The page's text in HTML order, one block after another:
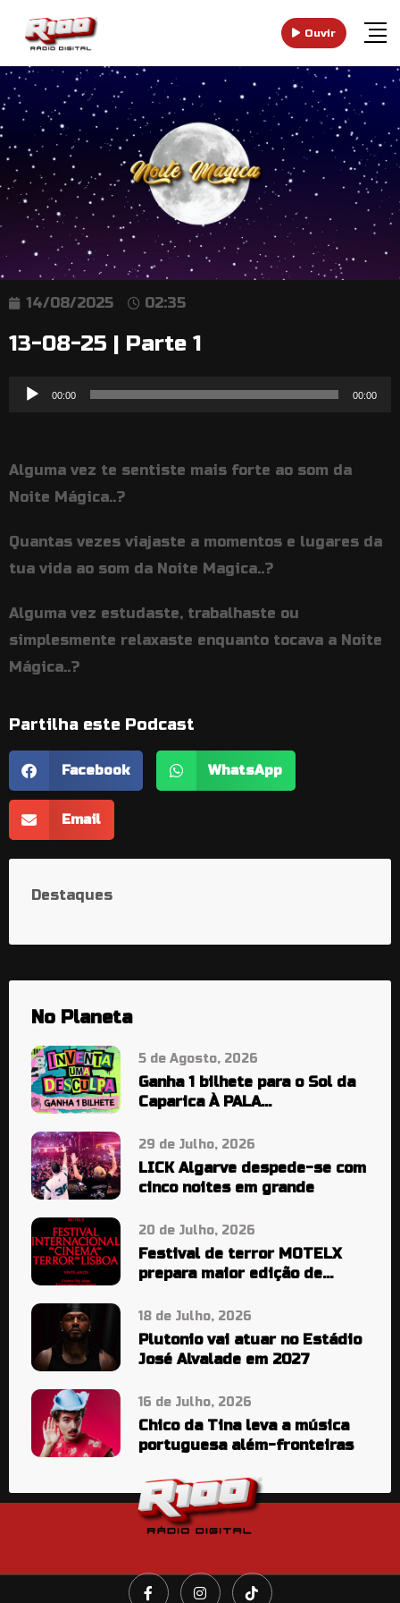
Ouvir
14/08/2025 02:35
13-08-25 | Parte 1
Reprodutor
00:00 00:00
Alguma vez te sentiste mais forte ao som da
Noite Mágica..?
Quantas vezes viajaste a momentos e lugares da
tua vida ao som da Noite Magica..?
Alguma vez estudaste, trabalhaste ou
simplesmente relaxaste enquanto tocava a Noite
Mágica..?
Partilha este Podcast
Facebook WhatsApp
Email
Destaques
No Planeta
5 de Agosto, 2026
Ganha 1 bilhete para o Sol da
Caparica À PALA…
29 de Julho, 2026
LICK Algarve despede-se com
cinco noites em grande
20 de Julho, 2026
Festival de terror MOTELX
prepara maior edição de
18 de Julho, 2026
Plutonio vai atuar no Estádio
José Alvalade em 2027
16 de Julho, 2026
Chico da Tina leva a música
portuguesa além-fronteiras